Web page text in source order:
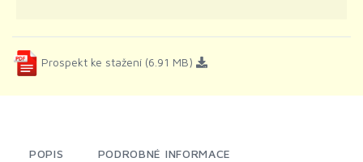
Prospekt ke stažení (6.91 MB)
POPIS PODROBNÉ INFORMACE